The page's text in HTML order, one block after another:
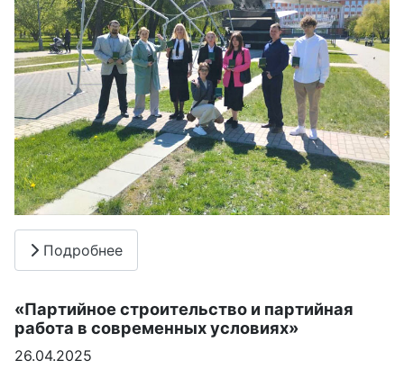
Подробнее
«Партийное строительство и партийная
работа в современных условиях»
26.04.2025